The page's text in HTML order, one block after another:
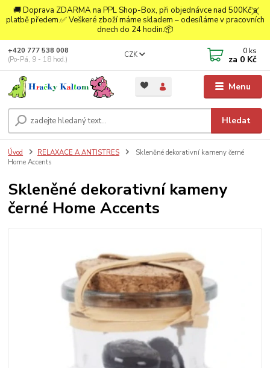
🚚 Doprava ZDARMA na PPL Shop-Box, při objednávce nad 500Kč a
platbě předem.✅ Veškeré zboží máme skladem – odesíláme v pracovních
dnech do 24 hodin.📦
Menu
CZK
Hledat
+420 777 538 008
(Po-Pá, 9 - 18 hod.)
0 ks
za 0 Kč
Úvod RELAXACE A ANTISTRES
Skleněné dekorativní kameny černé
Home Accents
Skleněné dekorativní kameny
černé Home Accents